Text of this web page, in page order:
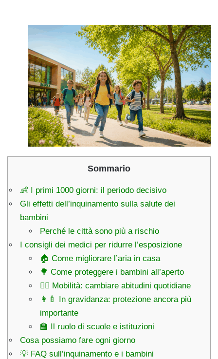
Sommario
👶 I primi 1000 giorni: il periodo decisivo
Gli effetti dell’inquinamento sulla salute dei
bambini
Perché le città sono più a rischio
I consigli dei medici per ridurre l’esposizione
🏠 Come migliorare l’aria in casa
🌳 Come proteggere i bambini all’aperto
🚶‍♂️ Mobilità: cambiare abitudini quotidiane
👩‍🍼 In gravidanza: protezione ancora più
importante
🏫 Il ruolo di scuole e istituzioni
Cosa possiamo fare ogni giorno
💡 FAQ sull’inquinamento e i bambini